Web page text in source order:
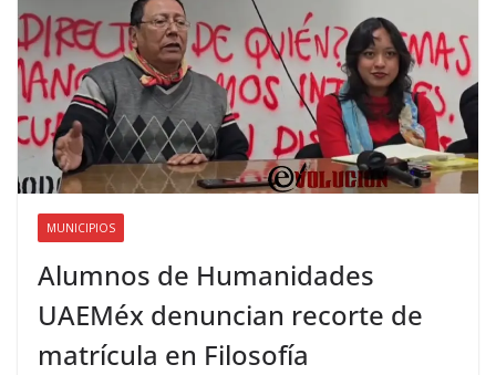
MUNICIPIOS
Alumnos de Humanidades
UAEMéx denuncian recorte de
matrícula en Filosofía